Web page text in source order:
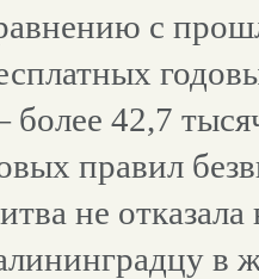
с
42,7
правил
не
в